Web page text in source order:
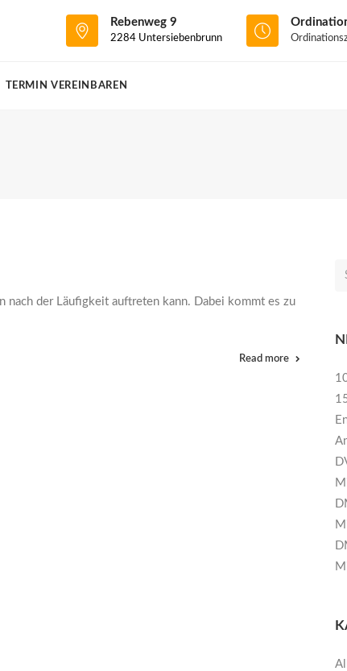
Rebenweg 9
2284 Untersiebenbrunn
TERMIN VEREINBAREN
der Läufigkeit auftreten kann. Dabei kommt es zu
Read more